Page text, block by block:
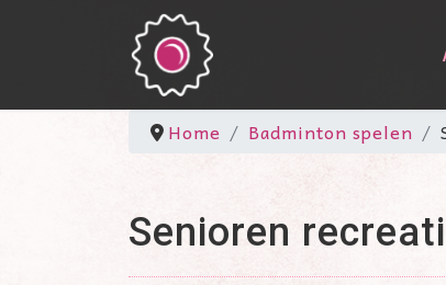
Home Badminton spelen
Senioren